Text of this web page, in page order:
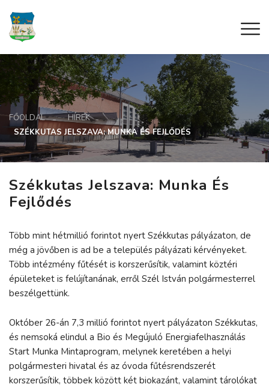
FŐOLDAL
HÍREK
SZÉKKUTAS JELSZAVA: MUNKA ÉS FEJLŐDÉS
Székkutas Jelszava: Munka És
Fejlődés
Több mint hétmillió forintot nyert Székkutas pályázaton, de
még a jövőben is ad be a település pályázati kérvényeket.
Több intézmény fűtését is korszerűsítik, valamint köztéri
épületeket is felújítanának, erről Szél István polgármesterrel
beszélgettünk.
Október 26-án 7,3 millió forintot nyert pályázaton Székkutas,
és nemsoká elindul a Bio és Megújuló Energiafelhasználás
Start Munka Mintaprogram, melynek keretében a helyi
polgármesteri hivatal és az óvoda fűtésrendszerét
korszerűsítik, többek között két biokazánt, valamint tárolókat